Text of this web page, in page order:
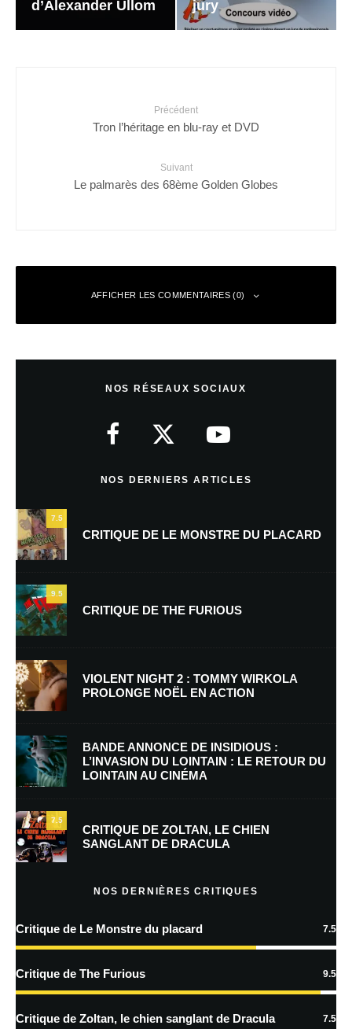
d’Alexander Ullom jury
Précédent
Tron l’héritage en blu-ray et DVD
Suivant
Le palmarès des 68ème Golden Globes
AFFICHER LES COMMENTAIRES (0)
Nom*
E-mail
Enregistrer mon nom, mon e-mail et mon site dans le navigateur pour
mon prochain commentaire.
Prévenez-moi de tous les nouveaux commentaires par e-mail.
Prévenez-moi de tous les nouveaux articles par e-mail.
En savoir
traitées
NOS RÉSEAUX SOCIAUX
NOS DERNIERS ARTICLES
7.5
CRITIQUE DE LE MONSTRE DU PLACARD
9.5
CRITIQUE DE THE FURIOUS
VIOLENT NIGHT 2 : TOMMY WIRKOLA
PROLONGE NOËL EN ACTION
BANDE ANNONCE DE INSIDIOUS :
L’INVASION DU LOINTAIN : LE RETOUR DU
LOINTAIN AU CINÉMA
7.5
CRITIQUE DE ZOLTAN, LE CHIEN
SANGLANT DE DRACULA
NOS DERNIÈRES CRITIQUES
Critique de Le Monstre du placard 7.5
Critique de The Furious 9.5
Critique de Zoltan, le chien sanglant de Dracula 7.5